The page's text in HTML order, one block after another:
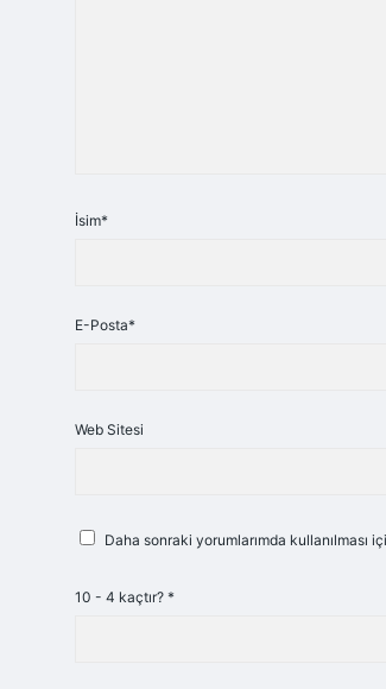
İsim*
E-Posta*
Web Sitesi
Daha sonraki yorumlarımda kullanılması
10 - 4 kaçtır? *